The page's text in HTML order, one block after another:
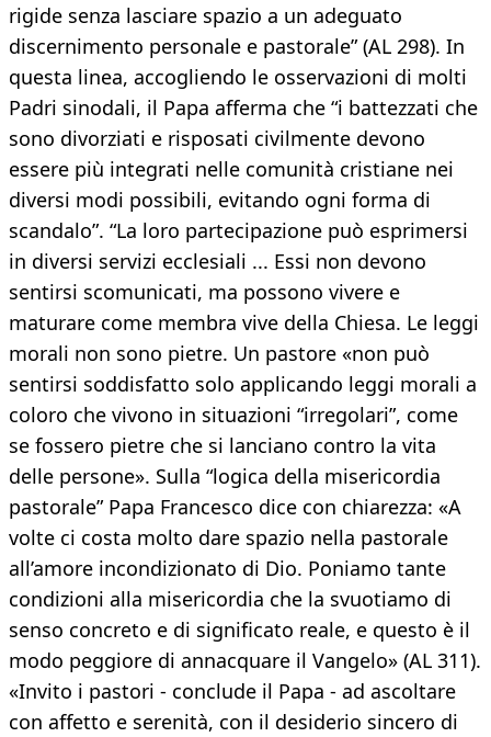
rigide senza lasciare spazio a un adeguato
discernimento personale e pastorale” (AL 298). In
questa linea, accogliendo le osservazioni di molti
Padri sinodali, il Papa afferma che “i battezzati che
sono divorziati e risposati civilmente devono
essere più integrati nelle comunità cristiane nei
diversi modi possibili, evitando ogni forma di
scandalo”. “La loro partecipazione può esprimersi
in diversi servizi ecclesiali ... Essi non devono
sentirsi scomunicati, ma possono vivere e
maturare come membra vive della Chiesa. Le leggi
morali non sono pietre. Un pastore «non può
sentirsi soddisfatto solo applicando leggi morali a
coloro che vivono in situazioni “irregolari”, come
se fossero pietre che si lanciano contro la vita
delle persone». Sulla “logica della misericordia
pastorale” Papa Francesco dice con chiarezza: «A
volte ci costa molto dare spazio nella pastorale
all’amore incondizionato di Dio. Poniamo tante
condizioni alla misericordia che la svuotiamo di
senso concreto e di significato reale, e questo è il
modo peggiore di annacquare il Vangelo» (AL 311).
«Invito i pastori - conclude il Papa - ad ascoltare
con affetto e serenità, con il desiderio sincero di